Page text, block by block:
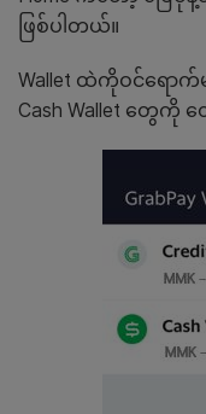
ဖြစ်ပါတယ်။
Wallet ထဲကိုဝင်ရော
Cash Wallet တွေကို တွ